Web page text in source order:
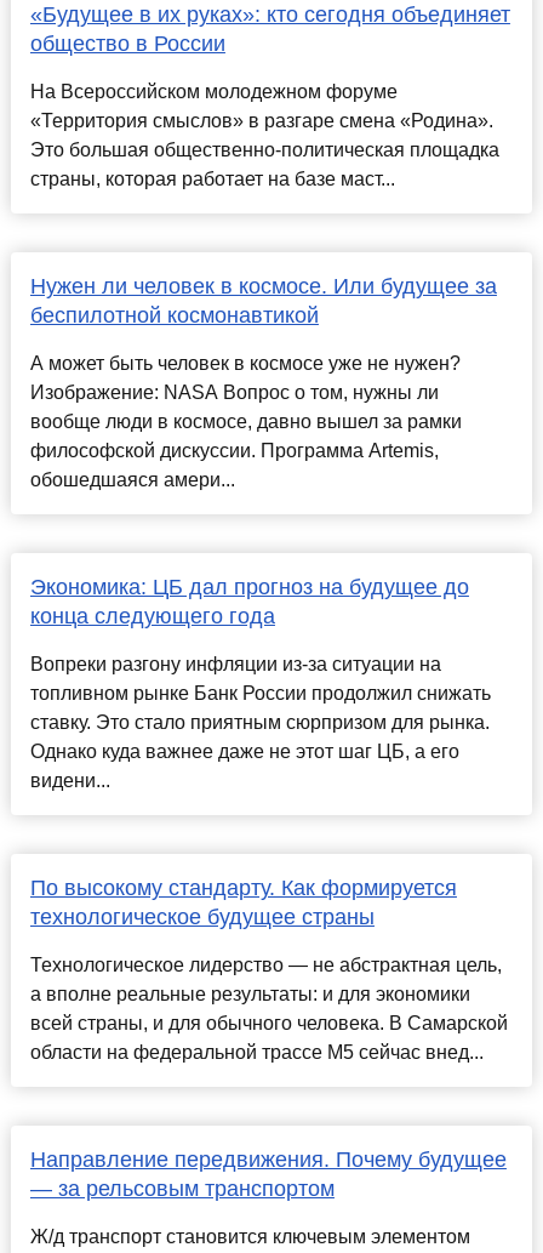
«Будущее в их руках»: кто сегодня объединяет
общество в России
На Всероссийском молодежном форуме
«Территория смыслов» в разгаре смена «Родина».
Это большая общественно-политическая площадка
страны, которая работает на базе маст...
Нужен ли человек в космосе. Или будущее за
беспилотной космонавтикой
А может быть человек в космосе уже не нужен?
Изображение: NASA Вопрос о том, нужны ли
вообще люди в космосе, давно вышел за рамки
философской дискуссии. Программа Artemis,
обошедшаяся амери...
Экономика: ЦБ дал прогноз на будущее до
конца следующего года
Вопреки разгону инфляции из-за ситуации на
топливном рынке Банк России продолжил снижать
ставку. Это стало приятным сюрпризом для рынка.
Однако куда важнее даже не этот шаг ЦБ, а его
видени...
По высокому стандарту. Как формируется
технологическое будущее страны
Технологическое лидерство — не абстрактная цель,
а вполне реальные результаты: и для экономики
всей страны, и для обычного человека. В Самарской
области на федеральной трассе М5 сейчас внед...
Направление передвижения. Почему будущее
— за рельсовым транспортом
Ж/д транспорт становится ключевым элементом